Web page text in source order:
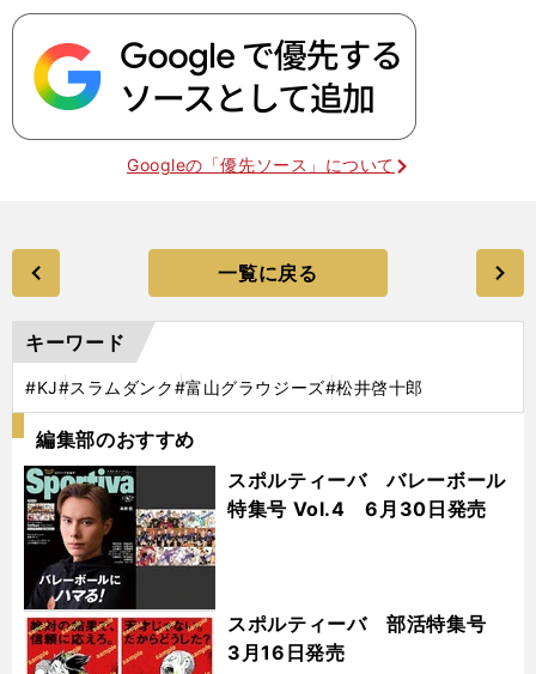
Googleの「優先ソース」について
一覧に戻る
キーワード
#KJ#スラムダンク#富山グラウジーズ#松井啓十郎
編集部のおすすめ
スポルティーバ バレーボール
特集号 Vol.4 6月30日発売
スポルティーバ 部活特集号
3月16日発売